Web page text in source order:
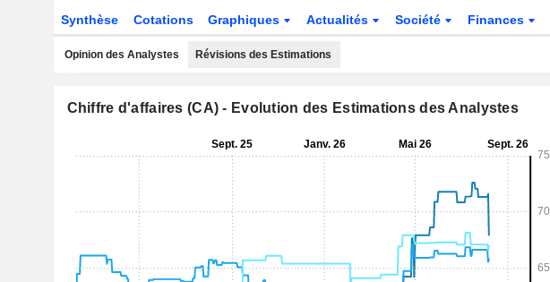
Synthèse Cotations Graphiques Actualités Société Finances
Opinion des Analystes Révisions des Estimations
Chiffre d'affaires (CA) - Evolution des Estimations des Analystes